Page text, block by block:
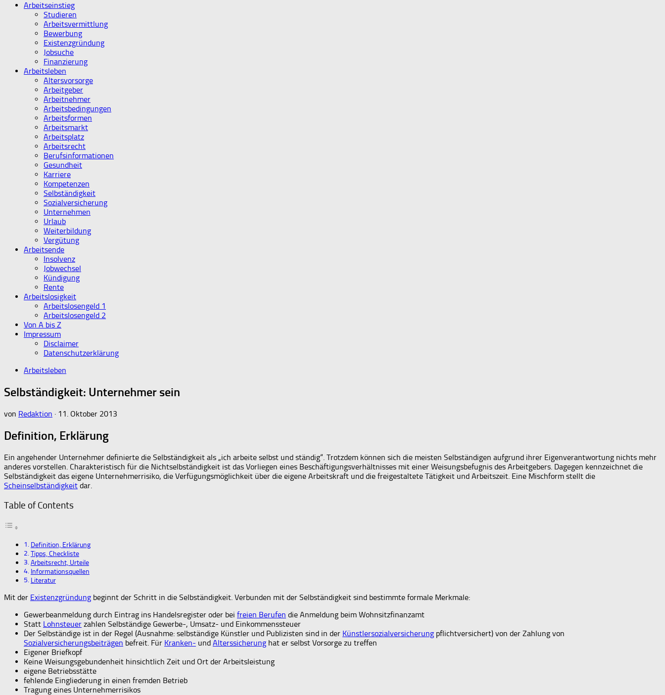
Arbeitseinstieg
Studieren
Arbeitsvermittlung
Bewerbung
Existenzgründung
Jobsuche
Finanzierung
Arbeitsleben
Altersvorsorge
Arbeitgeber
Arbeitnehmer
Arbeitsbedingungen
Arbeitsformen
Arbeitsmarkt
Arbeitsplatz
Arbeitsrecht
Berufsinformationen
Gesundheit
Karriere
Kompetenzen
Selbständigkeit
Sozialversicherung
Unternehmen
Urlaub
Weiterbildung
Vergütung
Arbeitsende
Insolvenz
Jobwechsel
Kündigung
Rente
Arbeitslosigkeit
Arbeitslosengeld 1
Arbeitslosengeld 2
Von A bis Z
Impressum
Disclaimer
Datenschutzerklärung
Arbeitsleben
Selbständigkeit: Unternehmer sein
von Redaktion · 11. Oktober 2013
Definition, Erklärung
Ein angehender Unternehmer definierte die Selbständigkeit als „ich arbeite selbst und ständig“. Trotzdem können sich die meisten Selbständigen aufgrund ihrer Eigenverantwortung nichts mehr
anderes vorstellen. Charakteristisch für die Nichtselbständigkeit ist das Vorliegen eines Beschäftigungsverhältnisses mit einer Weisungsbefugnis des Arbeitgebers. Dagegen kennzeichnet die
Selbständigkeit das eigene Unternehmerrisiko, die Verfügungsmöglichkeit über die eigene Arbeitskraft und die freigestaltete Tätigkeit und Arbeitszeit. Eine Mischform stellt die
Scheinselbständigkeit dar.
Table of Contents
Definition, Erklärung
Tipps, Checkliste
Arbeitsrecht, Urteile
Informationsquellen
Literatur
Mit der Existenzgründung beginnt der Schritt in die Selbständigkeit. Verbunden mit der Selbständigkeit sind bestimmte formale Merkmale:
Gewerbeanmeldung durch Eintrag ins Handelsregister oder bei freien Berufen die Anmeldung beim Wohnsitzfinanzamt
Statt Lohnsteuer zahlen Selbständige Gewerbe-, Umsatz- und Einkommenssteuer
Der Selbständige ist in der Regel (Ausnahme: selbständige Künstler und Publizisten sind in der Künstlersozialversicherung pflichtversichert) von der Zahlung von
Sozialversicherungsbeiträgen befreit. Für Kranken- und Alterssicherung hat er selbst Vorsorge zu treffen
Eigener Briefkopf
Keine Weisungsgebundenheit hinsichtlich Zeit und Ort der Arbeitsleistung
eigene Betriebsstätte
fehlende Eingliederung in einen fremden Betrieb
Tragung eines Unternehmerrisikos